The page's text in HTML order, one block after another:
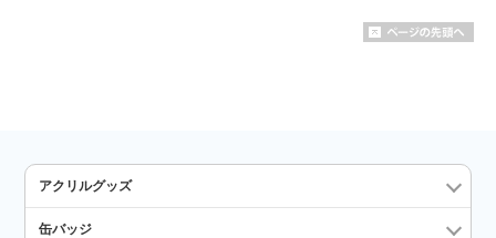
アクリルグッズ
缶バッジ